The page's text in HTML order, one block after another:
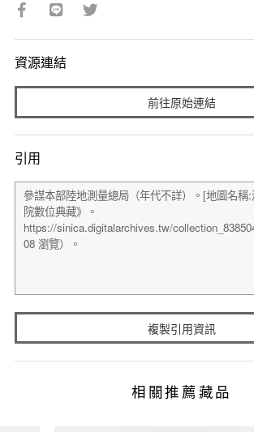
資源連結
前往原始連結
引用
複製引用資訊
相關推薦藏品